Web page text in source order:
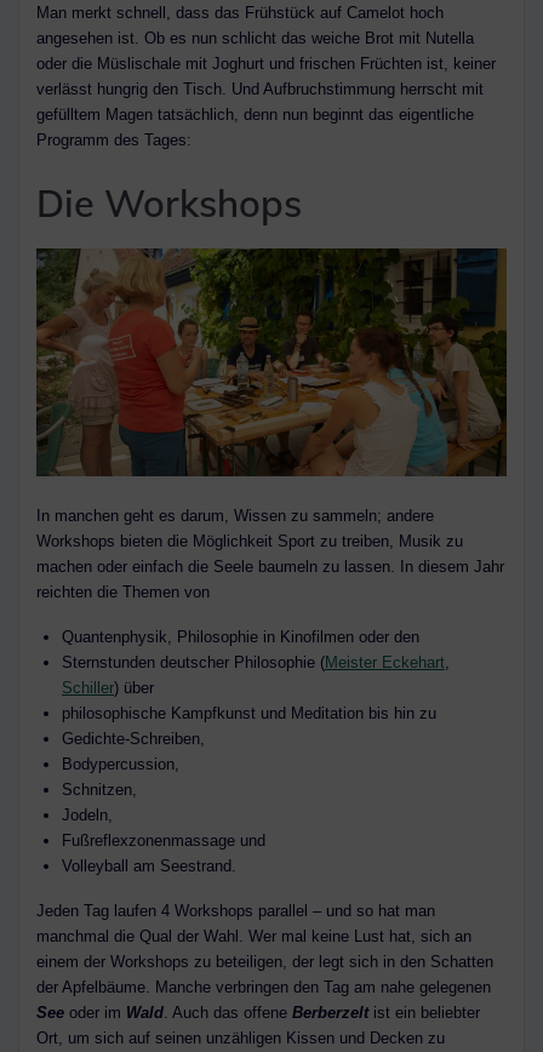
Man merkt schnell, dass das Frühstück auf Camelot hoch
angesehen ist. Ob es nun schlicht das weiche Brot mit Nutella
oder die Müslischale mit Joghurt und frischen Früchten ist, keiner
verlässt hungrig den Tisch. Und Aufbruchstimmung herrscht mit
gefülltem Magen tatsächlich, denn nun beginnt das eigentliche
Programm des Tages:
Die Workshops
In manchen geht es darum, Wissen zu sammeln; andere
Workshops bieten die Möglichkeit Sport zu treiben, Musik zu
machen oder einfach die Seele baumeln zu lassen. In diesem Jahr
reichten die Themen von
Quantenphysik, Philosophie in Kinofilmen oder den
Sternstunden deutscher Philosophie (Meister Eckehart,
Schiller) über
philosophische Kampfkunst und Meditation bis hin zu
Gedichte-Schreiben,
Bodypercussion,
Schnitzen,
Jodeln,
Fußreflexzonenmassage und
Volleyball am Seestrand.
Jeden Tag laufen 4 Workshops parallel – und so hat man
manchmal die Qual der Wahl. Wer mal keine Lust hat, sich an
einem der Workshops zu beteiligen, der legt sich in den Schatten
der Apfelbäume. Manche verbringen den Tag am nahe gelegenen
See oder im Wald. Auch das offene Berberzelt ist ein beliebter
Ort, um sich auf seinen unzähligen Kissen und Decken zu